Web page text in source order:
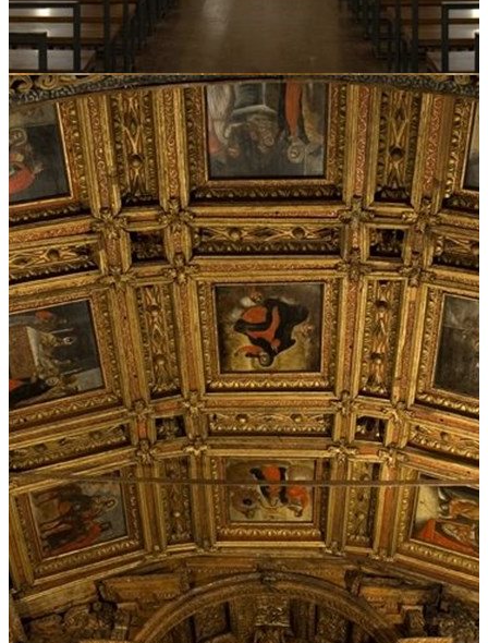
01
02
03
Como chegar
Plus Code:6PXV+F3 Meinedo
Lugar da Igreja, 4620 Lousada
Ver direções
Lousada -Ver direções
Horário
Sob consulta
Preço
Entrada livre
Contacto
Tel.: (+351)255 810 706 / (+351) 226 197 080 - DRC Norte
Email:
dsbc.drcn@culturanorte.gov.pt; rotadoromanico@valsousa.pt
Website:paroquiademeinedo.com
Sugestões de Agenda